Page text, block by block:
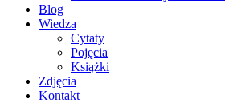
Blog
Wiedza
Cytaty
Pojęcia
Książki
Zdjęcia
Kontakt